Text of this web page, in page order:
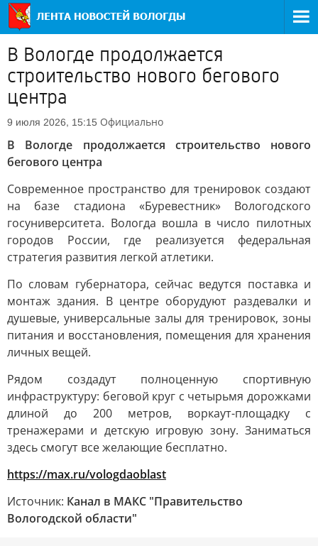
В Вологде продолжается
строительство нового бегового
центра
9 июля 2026, 15:15 Официально
В Вологде продолжается строительство нового
бегового центра
Современное пространство для тренировок создают
на базе стадиона «Буревестник» Вологодского
госуниверситета. Вологда вошла в число пилотных
городов России, где реализуется федеральная
стратегия развития легкой атлетики.
По словам губернатора, сейчас ведутся поставка и
монтаж здания. В центре оборудуют раздевалки и
душевые, универсальные залы для тренировок, зоны
питания и восстановления, помещения для хранения
личных вещей.
Рядом создадут полноценную спортивную
инфраструктуру: беговой круг с четырьмя дорожками
длиной до 200 метров, воркаут-площадку с
тренажерами и детскую игровую зону. Заниматься
здесь смогут все желающие бесплатно.
https://max.ru/vologdaoblast
Источник: Канал в МАКС "Правительство
Вологодской области"